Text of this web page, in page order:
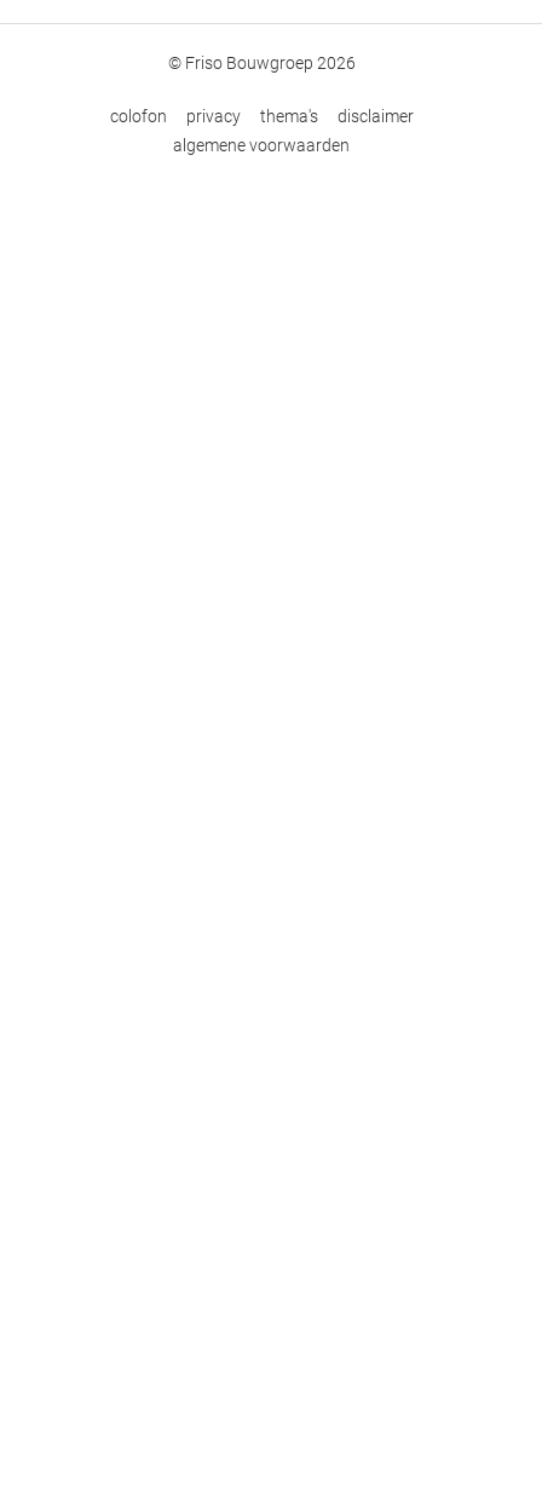
© Friso Bouwgroep 2026
colofon privacy thema's
disclaimer
algemene voorwaarden